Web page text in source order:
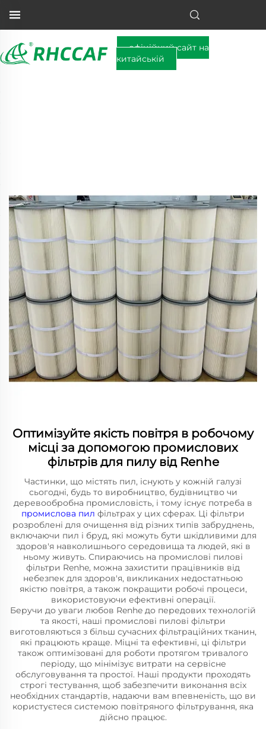
офіційний сайт на
китайській
Оптимізуйте якість повітря в робочому
місці за допомогою промислових
фільтрів для пилу від Renhe
Частинки, що містять пил, існують у кожній галузі
сьогодні, будь то виробництво, будівництво чи
деревообробна промисловість, і тому існує потреба в
промислова пил фільтрах у цих сферах. Ці фільтри
розроблені для очищення від різних типів забруднень,
включаючи пил і бруд, які можуть бути шкідливими для
здоров'я навколишнього середовища та людей, які в
ньому живуть. Спираючись на промислові пилові
фільтри Renhe, можна захистити працівників від
небезпек для здоров'я, викликаних недостатньою
якістю повітря, а також покращити робочі процеси,
використовуючи ефективні операції.
Беручи до уваги любов Renhe до передових технологій
та якості, наші промислові пилові фільтри
виготовляються з більш сучасних фільтраційних тканин,
які працюють краще. Міцні та ефективні, ці фільтри
також оптимізовані для роботи протягом тривалого
періоду, що мінімізує витрати на сервісне
обслуговування та простої. Наші продукти проходять
строгі тестування, щоб забезпечити виконання всіх
необхідних стандартів, надаючи вам впевненість, що ви
користуєтеся системою повітряного фільтрування, яка
дійсно працює.